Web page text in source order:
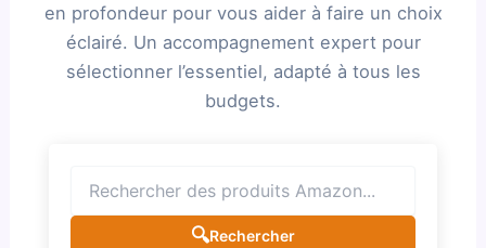
en profondeur pour vous aider à faire un choix
éclairé. Un accompagnement expert pour
sélectionner l’essentiel, adapté à tous les
budgets.
🔍Rechercher